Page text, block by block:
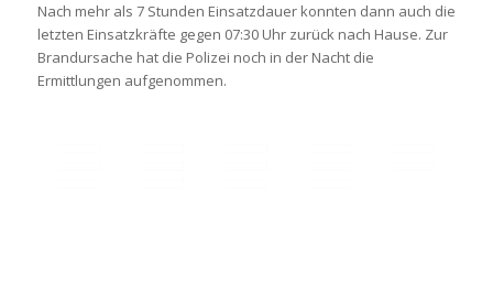
Nach mehr als 7 Stunden Einsatzdauer konnten dann auch die
letzten Einsatzkräfte gegen 07:30 Uhr zurück nach Hause. Zur
Brandursache hat die Polizei noch in der Nacht die
Ermittlungen aufgenommen.